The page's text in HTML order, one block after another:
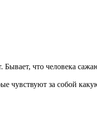
что человека
чувствуют за собой